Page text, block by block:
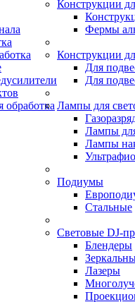
обработка
Конструкции
Фермы
Конструкции
Для
Для
Лампы для
Лампы
Лампы
Подиумы
Стальные
Световые DJ-
Блендеры
Лазеры